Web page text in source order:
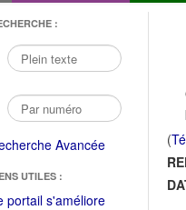
:
Avancée
UTILES :
portail s'améliore(Fichier
(